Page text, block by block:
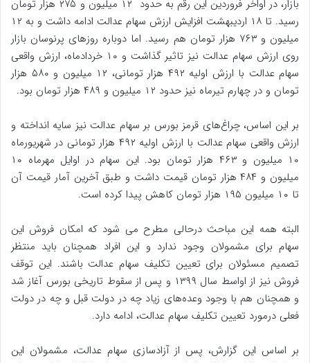
بازار، در اواخر فروردین این رقم به حدود ۱۲ میلیون و ۲۷۵ هزار تومان
رسید. تا ۱۸ اردیبهشت افزایش ارزش سهام عدالت ادامه داشت و به ۱۲
میلیون و ۷۶۳ هزار تومان هم رسید. اما دوباره روزهای پرنوسان بازار
روی ارزش سهام عدالت نیز تاثیر گذاشت و ۱۰ خردادماه، ارزش واقعی
سهام عدالت با ارزش اولیه ۴۹۲ هزار تومانی، ۱۲ میلیون و ۵۸۰ هزار
تومان و در چهارم تیرماه نیز حدود ۱۲ میلیون و ۴۸۹ هزار تومان بود.
بر این اساس، چراغ‌های قرمز بورس بر سهام عدالت نیز سایه انداخته و
ارزش واقعی سهام عدالت با ارزش اولیه ۴۹۲ هزار تومانی در شهریورماه
۱۰ میلیون و ۴۶۳ هزار تومان بود. این سهام در اوایل مهرماه ۱۰
میلیون و ۴۸۴ هزار تومان قیمت داشت و طبق آخرین آمار قیمت آن
تا ۱۰ میلیون ۱۹۵ هزار تومان کاهش پیدا کرده است.
البته همه این مباحث درحالی مطرح می شود که امکان فروش این
سهام برای مشمولان وجود ندارد و این افراد همچنان باید منتظر
تصمیم مسئولان برای تعیین تکلیف سهام عدالت باشند. این توقف
فروش نیز از اواسط سال ۱۳۹۹ و پس از سقوط تاریخی بورس آغاز شد
و همچنان هم با وجود وعده‌های زیاد چه در دولت قبل و چه در دولت
فعلی درمورد تعیین تکلیف سهام عدالت، ادامه دارد.
بر اساس این گزارش، پس از آزادسازی سهام عدالت، مشمولان این